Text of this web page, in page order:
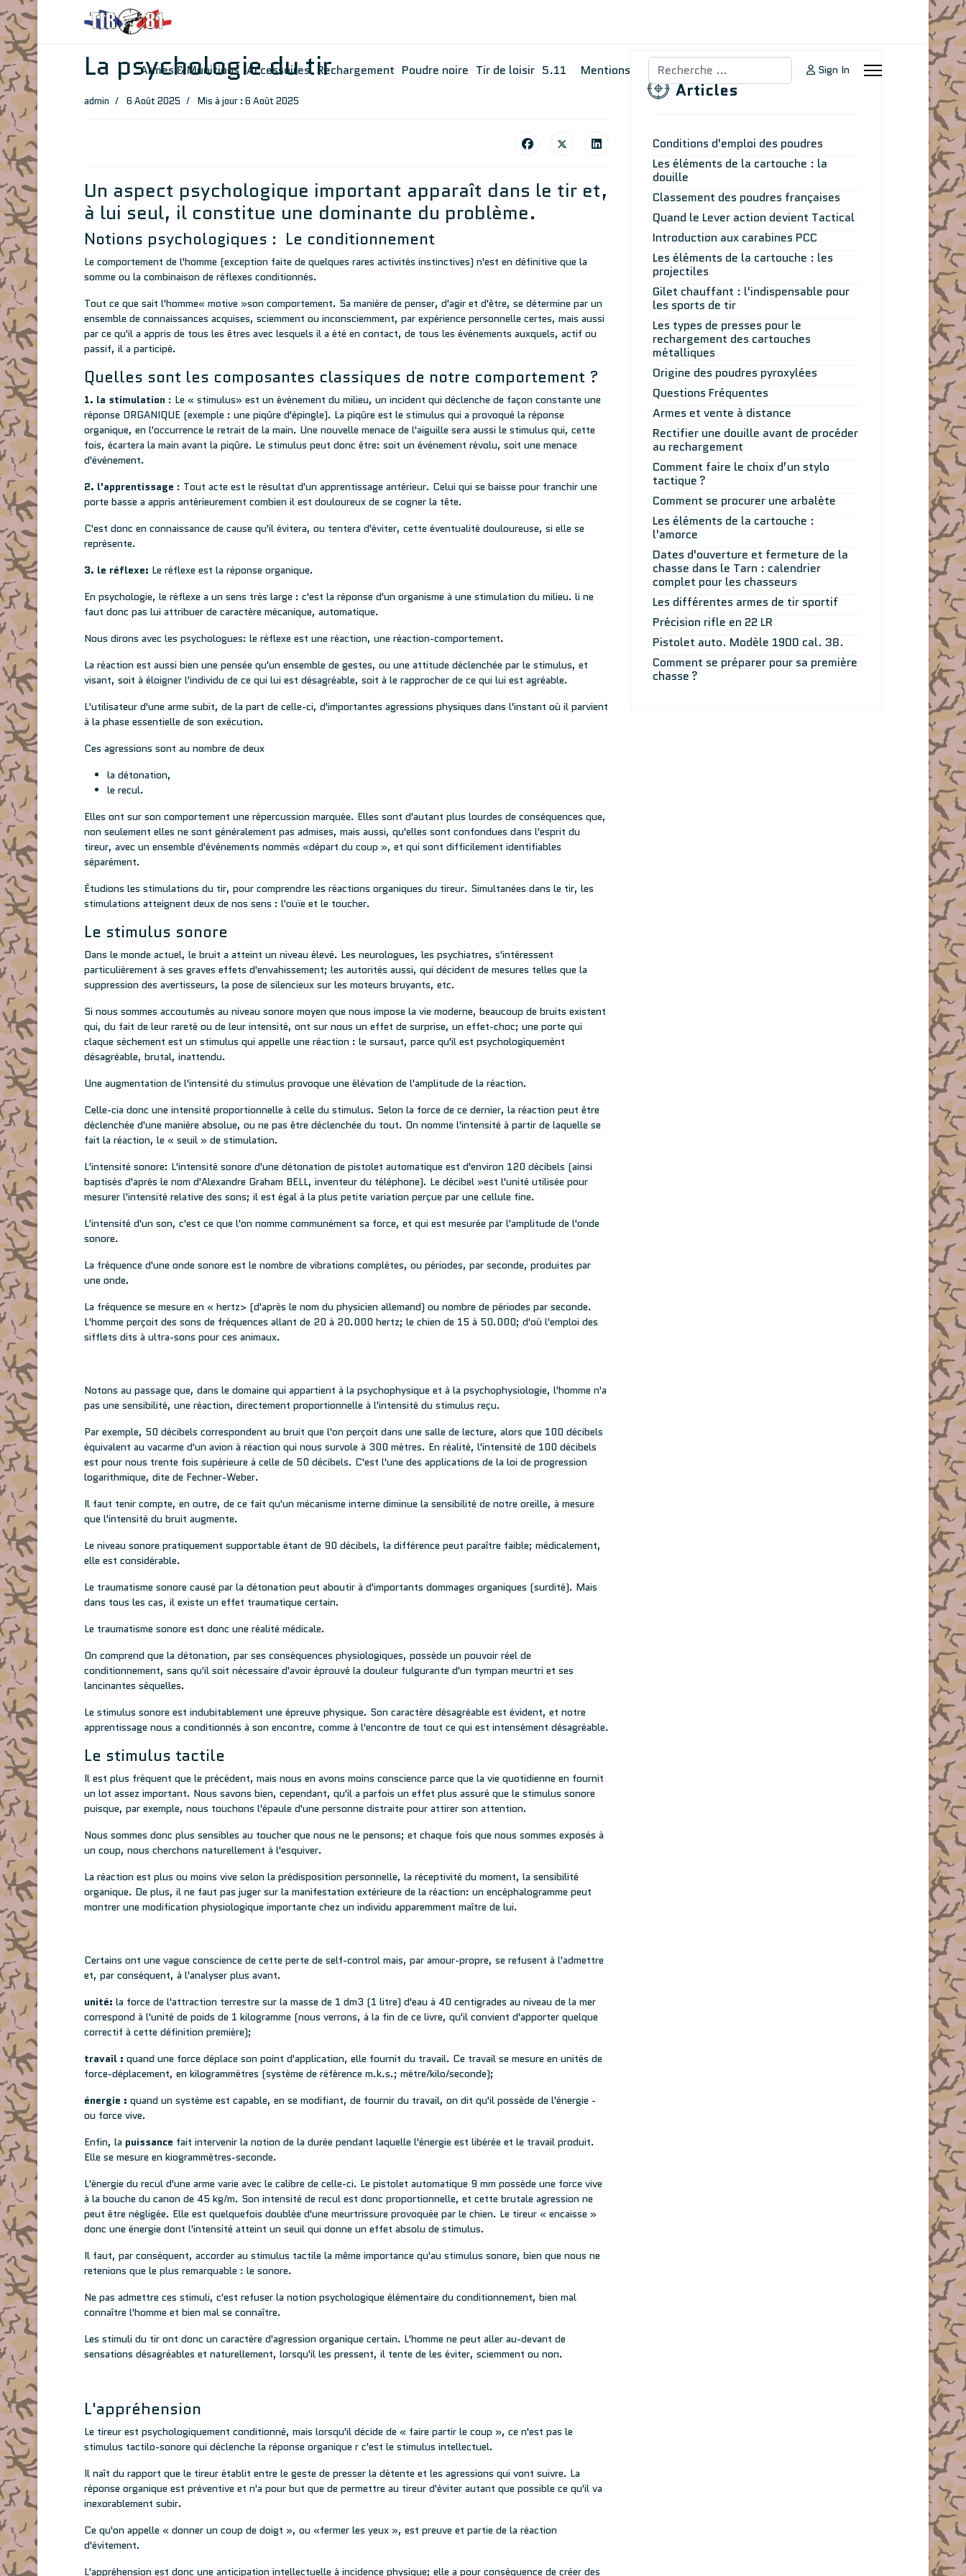
Armes & Munitions Accessoires Rechargement Poudre noire Tir de loisir 5.11 Mentions Rechercher Sign In
La psychologie du tir
admin 6 Août 2025 Mis à jour : 6 Août 2025
Un aspect psychologique important apparaît dans le tir et,
à lui seul, il constitue une dominante du problème.
Notions psychologiques : Le conditionnement
Le comportement de l'homme (exception faite de quelques rares activités instinctives) n'est en définitive que la
somme ou la combinaison de réflexes conditionnés.
Tout ce que sait l'homme« motive »son comportement. Sa manière de penser, d'agir et d'être, se détermine par un
ensemble de connaissances acquises, sciemment ou inconsciemment, par expérience personnelle certes, mais aussi
par ce qu'il a appris de tous les êtres avec lesquels il a été en contact, de tous les événements auxquels, actif ou
passif, il a participé.
Quelles sont les composantes classiques de notre comportement ?
1. la stimulation : Le « stimulus» est un événement du milieu, un incident qui déclenche de façon constante une
réponse ORGANIQUE (exemple : une piqûre d'épingle). La piqûre est le stimulus qui a provoqué la réponse
organique, en l'occurrence le retrait de la main. Une nouvelle menace de l'aiguille sera aussi le stimulus qui, cette
fois, écartera la main avant la piqûre. Le stimulus peut donc être: soit un événement révolu, soit une menace
d'événement.
2. l'apprentissage : Tout acte est le résultat d'un apprentissage antérieur. Celui qui se baisse pour franchir une
porte basse a appris antérieurement combien il est douloureux de se cogner la tête.
C'est donc en connaissance de cause qu'il évitera, ou tentera d'éviter, cette éventualité douloureuse, si elle se
représente.
3. le réflexe: Le réflexe est la réponse organique.
En psychologie, le réflexe a un sens très large : c'est la réponse d'un organisme à une stimulation du milieu. li ne
faut donc pas lui attribuer de caractère mécanique, automatique.
Nous dirons avec les psychologues: le réflexe est une réaction, une réaction-comportement.
La réaction est aussi bien une pensée qu'un ensemble de gestes, ou une attitude déclenchée par le stimulus, et
visant, soit à éloigner l'individu de ce qui lui est désagréable, soit à le rapprocher de ce qui lui est agréable.
L'utilisateur d'une arme subit, de la part de celle-ci, d'importantes agressions physiques dans l'instant où il parvient
à la phase essentielle de son exécution.
Ces agressions sont au nombre de deux
la détonation,
le recul.
Elles ont sur son comportement une répercussion marquée. Elles sont d'autant plus lourdes de conséquences que,
non seulement elles ne sont généralement pas admises, mais aussi, qu'elles sont confondues dans l'esprit du
tireur, avec un ensemble d'événements nommés «départ du coup », et qui sont difficilement identifiables
séparément.
Étudions les stimulations du tir, pour comprendre les réactions organiques du tireur. Simultanées dans le tir, les
stimulations atteignent deux de nos sens : l'ouïe et le toucher.
Le stimulus sonore
Dans le monde actuel, le bruit a atteint un niveau élevé. Les neurologues, les psychiatres, s'intéressent
particulièrement à ses graves effets d'envahissement; les autorités aussi, qui décident de mesures telles que la
suppression des avertisseurs, la pose de silencieux sur les moteurs bruyants, etc.
Si nous sommes accoutumés au niveau sonore moyen que nous impose la vie moderne, beaucoup de bruits existent
qui, du fait de leur rareté ou de leur intensité, ont sur nous un effet de surprise, un effet-choc; une porte qui
claque sèchement est un stimulus qui appelle une réaction : le sursaut, parce qu'il est psychologiquemènt
désagréable, brutal, inattendu.
Une augmentation de l'intensité du stimulus provoque une élévation de l'amplitude de la réaction.
Celle-cia donc une intensité proportionnelle à celle du stimulus. Selon la force de ce dernier, la réaction peut être
déclenchée d'une manière absolue, ou ne pas être déclenchée du tout. On nomme l'intensité à partir de laquelle se
fait la réaction, le « seuil » de stimulation.
L'intensité sonore: L'intensité sonore d'une détonation de pistolet automatique est d'environ 120 décibels (ainsi
baptisés d'après le nom d'Alexandre Graham BELL, inventeur du téléphone). Le décibel »est l'unité utilisée pour
mesurer l'intensité relative des sons; il est égal à la plus petite variation perçue par une cellule fine.
L'intensité d'un son, c'est ce que l'on nomme communément sa force, et qui est mesurée par l'amplitude de l'onde
sonore.
La fréquence d'une onde sonore est le nombre de vibrations complètes, ou périodes, par seconde, produites par
une onde.
La fréquence se mesure en « hertz> (d'après le nom du physicien allemand) ou nombre de périodes par seconde.
L'homme perçoit des sons de fréquences allant de 20 à 20.000 hertz; le chien de 15 à 50.000; d'où l'emploi des
sifflets dits à ultra-sons pour ces animaux.
Notons au passage que, dans le domaine qui appartient à la psychophysique et à la psychophysiologie, l'homme n'a
pas une sensibilité, une réaction, directement proportionnelle à l'intensité du stimulus reçu.
Par exemple, 50 décibels correspondent au bruit que l'on perçoit dans une salle de lecture, alors que 100 décibels
équivalent au vacarme d'un avion à réaction qui nous survole à 300 mètres. En réalité, l'intensité de 100 décibels
est pour nous trente fois supérieure à celle de 50 décibels. C'est l'une des applications de la loi de progression
logarithmique, dite de Fechner-Weber.
Il faut tenir compte, en outre, de ce fait qu'un mécanisme interne diminue la sensibilité de notre oreille, à mesure
que l'intensité du bruit augmente.
Le niveau sonore pratiquement supportable étant de 90 décibels, la différence peut paraître faible; médicalement,
elle est considérable.
Le traumatisme sonore causé par la détonation peut aboutir à d'importants dommages organiques (surdité). Mais
dans tous les cas, il existe un effet traumatique certain.
Le traumatisme sonore est donc une réalité médicale.
On comprend que la détonation, par ses conséquences physiologiques, possède un pouvoir réel de
conditionnement, sans qu'il soit nécessaire d'avoir éprouvé la douleur fulgurante d'un tympan meurtri et ses
lancinantes séquelles.
Le stimulus sonore est indubitablement une épreuve physique. Son caractère désagréable est évident, et notre
apprentissage nous a conditionnés à son encontre, comme à l'encontre de tout ce qui est intensément désagréable.
Le stimulus tactile
Il est plus fréquent que le précédent, mais nous en avons moins conscience parce que la vie quotidienne en fournit
un lot assez important. Nous savons bien, cependant, qu'il a parfois un effet plus assuré que le stimulus sonore
puisque, par exemple, nous touchons l'épaule d'une personne distraite pour attirer son attention.
Nous sommes donc plus sensibles au toucher que nous ne le pensons; et chaque fois que nous sommes exposés à
un coup, nous cherchons naturellement à l'esquiver.
La réaction est plus ou moins vive selon la prédisposition personnelle, la réceptivité du moment, la sensibilité
organique. De plus, il ne faut pas juger sur la manifestation extérieure de la réaction: un encéphalogramme peut
montrer une modification physiologique importante chez un individu apparemment maître de lui.
Certains ont une vague conscience de cette perte de self-control mais, par amour-propre, se refusent à l'admettre
et, par conséquent, à l'analyser plus avant.
unité: la force de l'attraction terrestre sur la masse de 1 dm3 (1 litre) d'eau à 40 centigrades au niveau de la mer
correspond à l'unité de poids de 1 kilogramme (nous verrons, à la fin de ce livre, qu'il convient d'apporter quelque
correctif à cette définition première);
travail : quand une force déplace son point d'application, elle fournit du travail. Ce travail se mesure en unités de
force-déplacement, en kilogrammètres (système de référence m.k.s.; mètre/kilo/seconde);
énergie : quand un système est capable, en se modifiant, de fournir du travail, on dit qu'il possède de l'énergie -
ou force vive.
Enfin, la puissance fait intervenir la notion de la durée pendant laquelle l'énergie est libérée et le travail produit.
Elle se mesure en kiogrammètres-seconde.
L'énergie du recul d'une arme varie avec le calibre de celle-ci. Le pistolet automatique 9 mm possède une force vive
à la bouche du canon de 45 kg/m. Son intensité de recul est donc proportionnelle, et cette brutale agression ne
peut être négligée. Elle est quelquefois doublée d'une meurtrissure provoquée par le chien. Le tireur « encaisse »
donc une énergie dont l'intensité atteint un seuil qui donne un effet absolu de stimulus.
Il faut, par conséquent, accorder au stimulus tactile la même importance qu'au stimulus sonore, bien que nous ne
retenions que le plus remarquable : le sonore.
Ne pas admettre ces stimuli, c'est refuser la notion psychologique élémentaire du conditionnement, bien mal
connaître l'homme et bien mal se connaître.
Les stimuli du tir ont donc un caractère d'agression organique certain. L'homme ne peut aller au-devant de
sensations désagréables et naturellement, lorsqu'il les pressent, il tente de les éviter, sciemment ou non.
L'appréhension
Le tireur est psychologiquement conditionné, mais lorsqu'il décide de « faire partir le coup », ce n'est pas le
stimulus tactilo-sonore qui déclenche la réponse organique r c'est le stimulus intellectuel.
Il naît du rapport que le tireur établit entre le geste de presser la détente et les agressions qui vont suivre. La
réponse organique est préventive et n'a pour but que de permettre au tireur d'éviter autant que possible ce qu'il va
inexorablement subir.
Ce qu'on appelle « donner un coup de doigt », ou «fermer les yeux », est preuve et partie de la réaction
d'évitement.
L'appréhension est donc une anticipation intellectuelle à incidence physique; elle a pour conséquence de créer des
Articles
Conditions d'emploi des poudres
Les éléments de la cartouche : la
douille
Classement des poudres françaises
Quand le Lever action devient Tactical
Introduction aux carabines PCC
Les éléments de la cartouche : les
projectiles
Gilet chauffant : l'indispensable pour
les sports de tir
Les types de presses pour le
rechargement des cartouches
métalliques
Origine des poudres pyroxylées
Questions Fréquentes
Armes et vente à distance
Rectifier une douille avant de procéder
au rechargement
Comment faire le choix d’un stylo
tactique ?
Comment se procurer une arbalète
Les éléments de la cartouche :
l'amorce
Dates d'ouverture et fermeture de la
chasse dans le Tarn : calendrier
complet pour les chasseurs
Les différentes armes de tir sportif
Précision rifle en 22 LR
Pistolet auto. Modèle 1900 cal. 38.
Comment se préparer pour sa première
chasse ?